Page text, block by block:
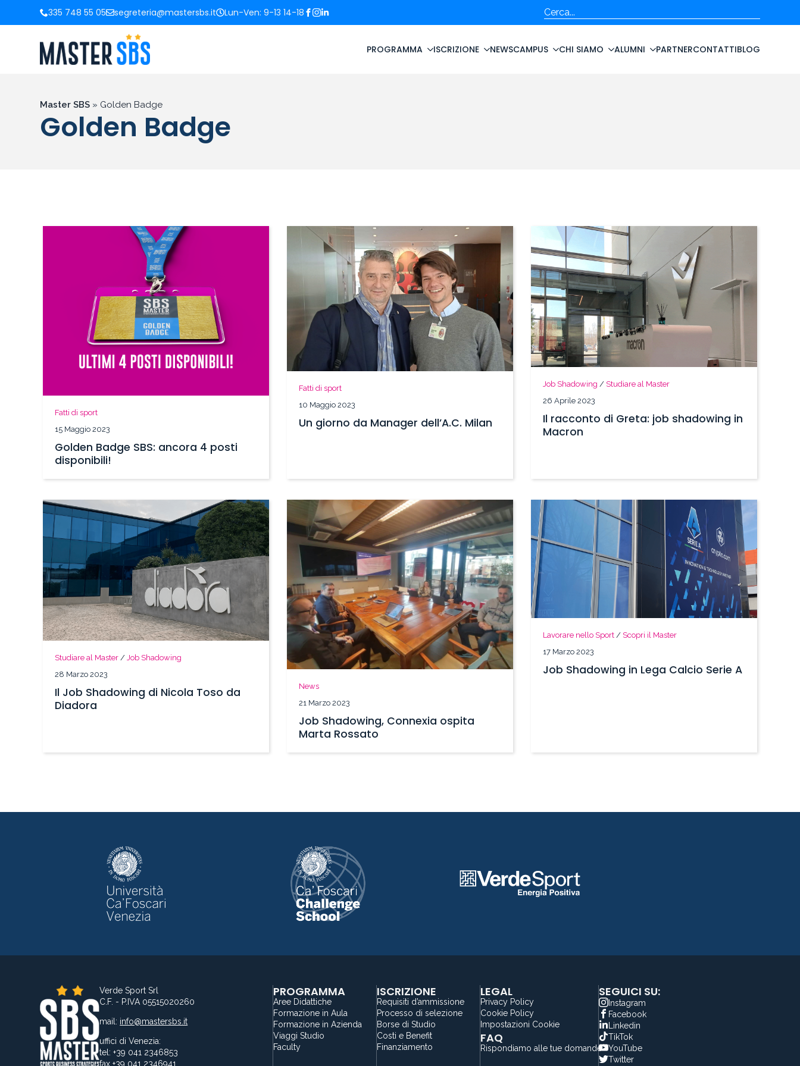
335 748 55 05 segreteria@mastersbs.it Lun-Ven: 9-13 14-18 Cerca
PROGRAMMA ISCRIZIONE NEWSCAMPUS CHI SIAMO ALUMNI PARTNERCONTATTIBLOG
Master SBS » Golden Badge
Golden Badge
Fatti di sport
15 Maggio 2023
Golden Badge SBS: ancora 4 posti
disponibili!
Fatti di sport
10 Maggio 2023
Un giorno da Manager dell’A.C. Milan
Job Shadowing / Studiare al Master
26 Aprile 2023
Il racconto di Greta: job shadowing in
Macron
Studiare al Master /Job Shadowing
28 Marzo 2023
Il Job Shadowing di Nicola Toso da
Diadora
News
21 Marzo 2023
Job Shadowing, Connexia ospita
Marta Rossato
Lavorare nello Sport/ Scopri il Master
17 Marzo 2023
Job Shadowing in Lega Calcio Serie A
Verde Sport Srl
C.F. - P.IVA 05515020260
mail: info@mastersbs.it
uffici di Venezia:
tel: +39 041 2346853
fax +39 041 2346941
PROGRAMMA
Aree Didattiche
Formazione in Aula
Formazione in Azienda
Viaggi Studio
Faculty
ISCRIZIONE
Requisiti d’ammissione
Processo di selezione
Borse di Studio
Costi e Benefit
Finanziamento
LEGAL
Privacy Policy
Cookie Policy
Impostazioni Cookie
FAQ
Rispondiamo alle tue domande
SEGUICI SU:
Instagram
Facebook
Linkedin
TikTok
YouTube
Twitter